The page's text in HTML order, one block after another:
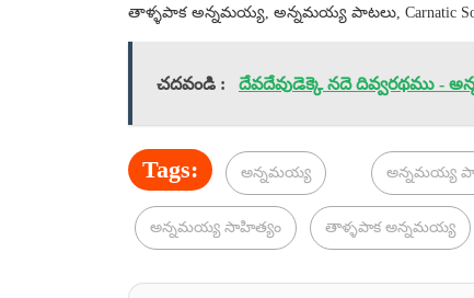
తాళ్ళపాక అన్నమయ్య, అన్నమయ్య పాటలు, Carnatic
చదవండి : దేవదేవుడెక్కె నదె దివ్వరథము -
Tags: అన్నమయ్య అన్నమయ్య
అన్నమయ్య సాహిత్యం తాళ్ళపాక అన్నమయ్య